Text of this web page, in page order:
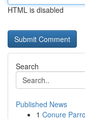
HTML is disabled
Search
Published News
1 Conure